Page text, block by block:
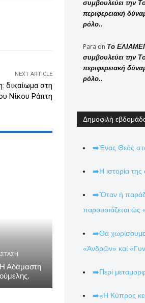
Viber
NEXT ARTICLE
δικαίωμα στη
Νίκου Ράπτη
Αδάμαστη
συμβουλεύει την
περιφερειακή
ρόλο..
Para on Το
συμβουλεύει την
περιφερειακή
ρόλο..
Δημοφιλή
➡️Ένας Θεός
➡️Η ιστορία της
➡️Ὅταν ἡ
παρουσιάζεται ὡς
➡️Θά χωρίσουμε
«Ἀνδρῶν» καί
➡️Περί
➡️«Η Κύπρος